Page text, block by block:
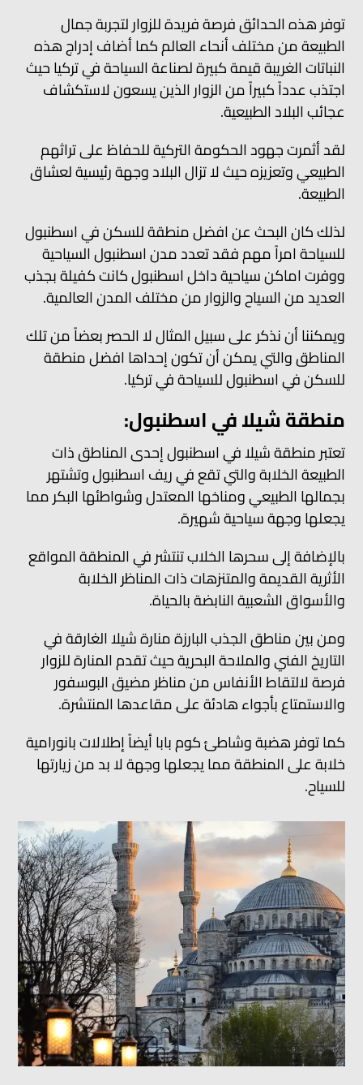
توفر هذه الحدائق فرصة فريدة للزوار لتجربة جمال
الطبيعة من مختلف أنحاء العالم كما أضاف إدراج هذه
النباتات الغريبة قيمة كبيرة لصناعة السياحة في تركيا حيث
اجتذب عدداً كبيراً من الزوار الذين يسعون لاستكشاف
عجائب البلاد الطبيعية.
لقد أثمرت جهود الحكومة التركية للحفاظ على تراثهم
الطبيعي وتعزيزه حيث لا تزال البلاد وجهة رئيسية لعشاق
الطبيعة.
لذلك كان البحث عن افضل منطقة للسكن في اسطنبول
للسياحة امراً مهم فقد تعدد مدن اسطنبول السياحية
ووفرت اماكن سياحية داخل اسطنبول كانت كفيلة بجذب
العديد من السياح والزوار من مختلف المدن العالمية.
ويمكننا أن نذكر على سبيل المثال لا الحصر بعضاً من تلك
المناطق والتي يمكن أن تكون إحداها افضل منطقة
للسكن في اسطنبول للسياحة في تركيا.
منطقة شيلا في اسطنبول:
تعتبر منطقة شيلا في اسطنبول إحدى المناطق ذات
الطبيعة الخلابة والتي تقع في ريف اسطنبول وتشتهر
بجمالها الطبيعي ومناخها المعتدل وشواطئها البكر مما
يجعلها وجهة سياحية شهيرة.
بالإضافة إلى سحرها الخلاب تنتشر في المنطقة المواقع
الأثرية القديمة والمتنزهات ذات المناظر الخلابة
والأسواق الشعبية النابضة بالحياة.
ومن بين مناطق الجذب البارزة منارة شيلا الغارقة في
التاريخ الفني والملاحة البحرية حيث تقدم المنارة للزوار
فرصة لالتقاط الأنفاس من مناظر مضيق البوسفور
والاستمتاع بأجواء هادئة على مقاعدها المنتشرة.
كما توفر هضبة وشاطئ كوم بابا أيضاً إطلالات بانورامية
خلابة على المنطقة مما يجعلها وجهة لا بد من زيارتها
للسياح.